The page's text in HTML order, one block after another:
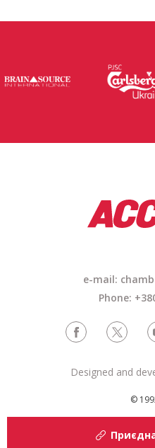
e-mail:
Phone:
©
Designed and